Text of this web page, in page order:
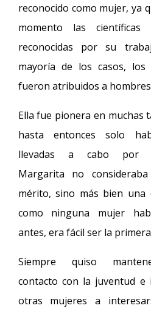
reconocido como mujer, ya
momento las
reconocidas por su
mayoría de los casos, los
fueron atribuidos a
Ella fue pionera en muchas
hasta entonces solo
llevadas a cabo por
Margarita no
mérito, sino más bien una
como ninguna mujer
antes, era fácil ser la
Siempre quiso
contacto con la juventud e
otras mujeres a